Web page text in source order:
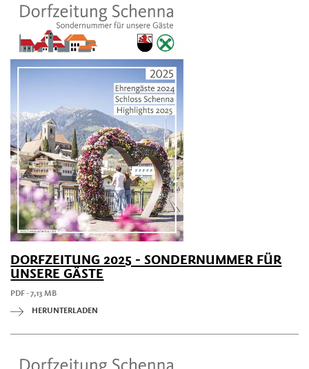
DORFZEITUNG 2025 - SONDERNUMMER FÜR
UNSERE GÄSTE
PDF - 7,13 MB
HERUNTERLADEN